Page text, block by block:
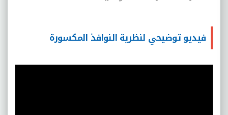
فيديو توضيحي لنظرية النوافذ المكسورة